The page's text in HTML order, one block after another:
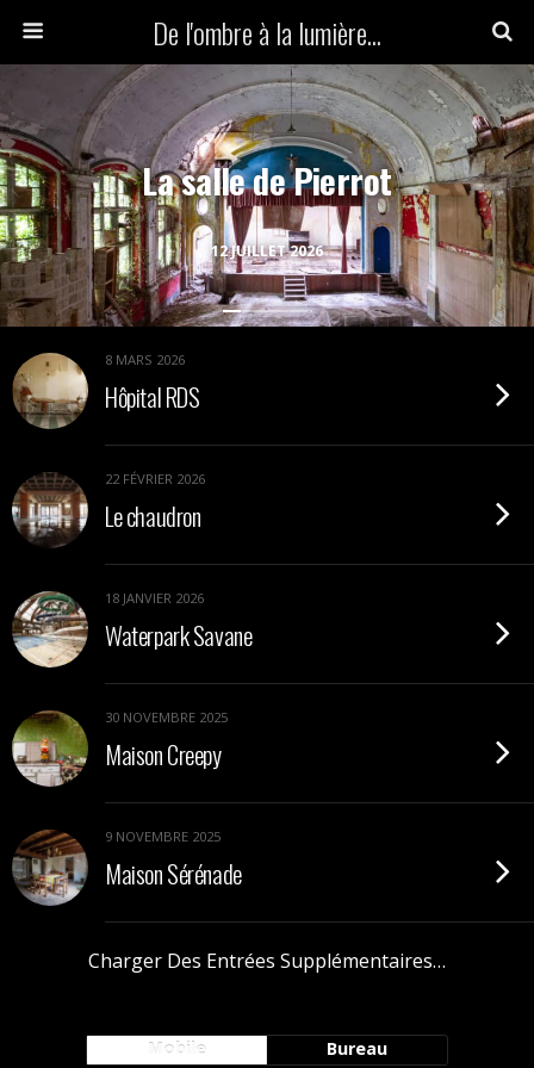
De l'ombre à la lumière...
12 JUILLET 2026
La salle de Pierrot
8 MARS 2026
Hôpital RDS
22 FÉVRIER 2026
Le chaudron
18 JANVIER 2026
Waterpark Savane
30 NOVEMBRE 2025
Maison Creepy
9 NOVEMBRE 2025
Maison Sérénade
Charger Des Entrées Supplémentaires…
Mobile Bureau